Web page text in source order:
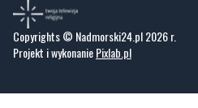
Copyrights © Nadmorski24.pl 2026 r.
Projekt i wykonaniePixlab.pl